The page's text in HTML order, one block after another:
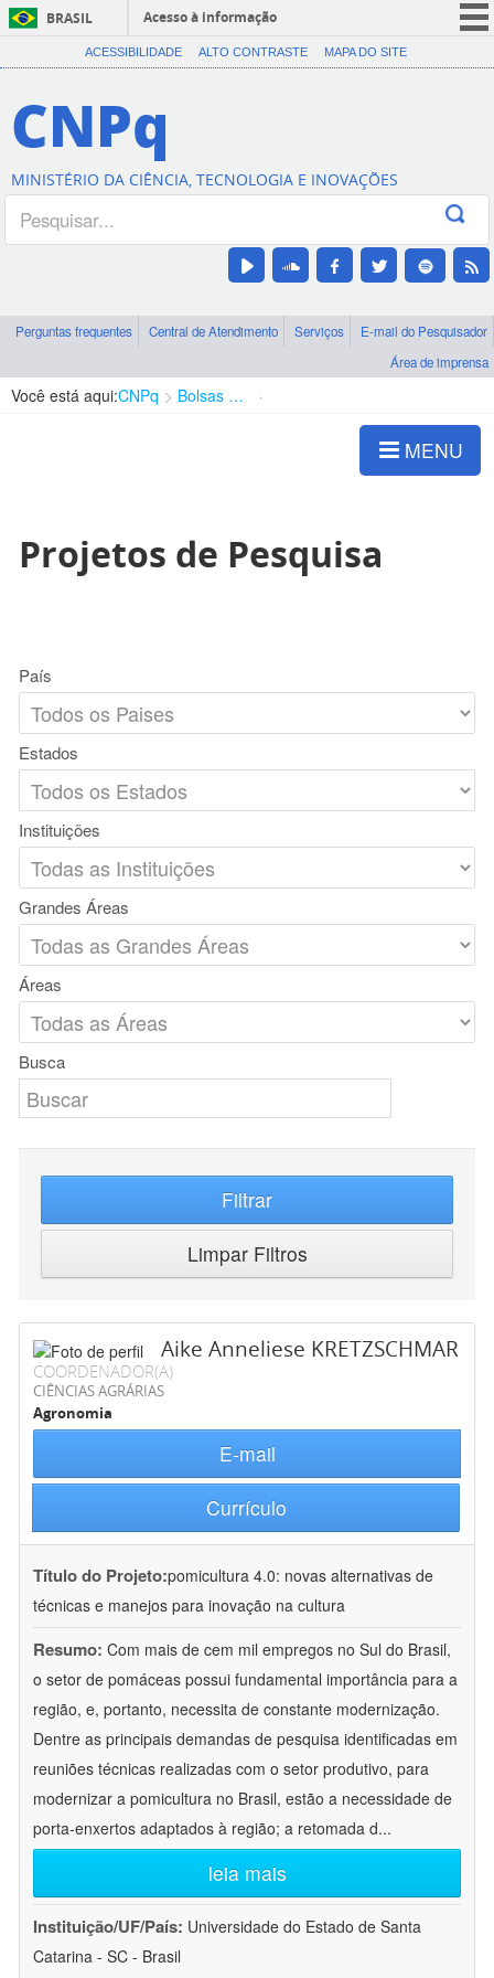
BRASIL
Acesso à informação
CORONAVÍRUS (COVID-19)
Canais
ACESSIBILIDADE ALTO CONTRASTE MAPA DO SITE
CNPq
MINISTÉRIO DA CIÊNCIA, TECNOLOGIA E INOVAÇÕES
Perguntas frequentes Central de Atendimento Serviços
E-mail do Pesquisador
Área de imprensa
Você está aqui:CNPq Bolsas e Auxílios Vigentes
MENU
Projetos de Pesquisa
País
Estados
Instituições
Grandes Áreas
Áreas
Busca
Filtrar
Limpar Filtros
Aike Anneliese KRETZSCHMAR
COORDENADOR(A)
CIÊNCIAS AGRÁRIAS
Agronomia
E-mail
Currículo
Título do Projeto:pomicultura 4.0: novas alternativas de
técnicas e manejos para inovação na cultura
Resumo: Com mais de cem mil empregos no Sul do Brasil,
o setor de pomáceas possui fundamental importância para a
região, e, portanto, necessita de constante modernização.
Dentre as principais demandas de pesquisa identificadas em
reuniões técnicas realizadas com o setor produtivo, para
modernizar a pomicultura no Brasil, estão a necessidade de
porta-enxertos adaptados à região; a retomada d...
leia mais
Instituição/UF/País: Universidade do Estado de Santa
Catarina - SC - Brasil